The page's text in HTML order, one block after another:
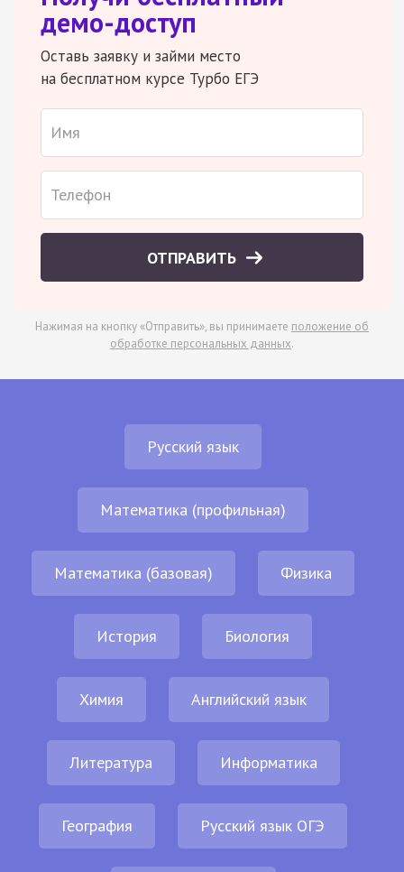
демо-доступ
Оставь заявку и займи место
на бесплатном курсе Турбо ЕГЭ
ОТПРАВИТЬ
Нажимая на кнопку «Отправить», вы принимаете положение об
обработке персональных данных.
Русский язык
Математика (профильная)
Математика (базовая) Физика
История Биология
Химия Английский язык
Литература Информатика
География Русский язык ОГЭ